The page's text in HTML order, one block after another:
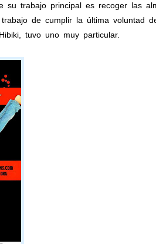
su trabajo principal es recoger las
de cumplir la última voluntad
tuvo uno muy particular.